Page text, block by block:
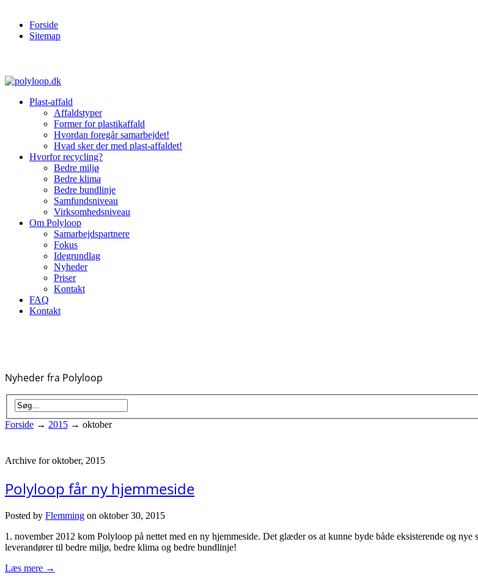
Forside
Sitemap
Plast-affald
Affaldstyper
Former for plastikaffald
Hvordan foregår samarbejdet!
Hvad sker der med plast-affaldet!
Hvorfor recycling?
Bedre miljø
Bedre klima
Bedre bundlinje
Samfundsniveau
Virksomhedsniveau
Om Polyloop
Samarbejdspartnere
Fokus
Idegrundlag
Nyheder
Priser
Kontakt
FAQ
Kontakt
Nyheder fra Polyloop
Forside → 2015 → oktober
Archive for oktober, 2015
Polyloop får ny hjemmeside
Posted by Flemming on oktober 30, 2015
1. november 2012 kom Polyloop på nettet med en ny hjemmeside. Det glæder os at kunne byde både eksisterende og
leverandører til bedre miljø, bedre klima og bedre bundlinje!
Læs mere →